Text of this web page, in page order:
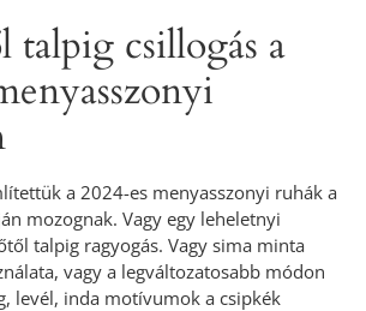
talpig csillogás a
a 2024-es menyasszonyi ruhák a
mozognak. Vagy egy leheletnyi
talpig ragyogás. Vagy sima minta
vagy a legváltozatosabb módon
levél, inda motívumok a csipkék